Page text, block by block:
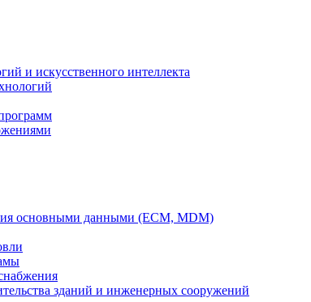
и искусственного интеллекта
основными данными (ECM, MDM)
зданий и инженерных сооружений